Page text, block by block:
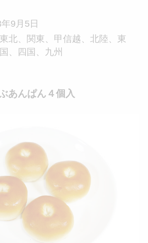
9月5日
北、関東、甲信越、北陸、東
、四国、九州
あんぱん４個入